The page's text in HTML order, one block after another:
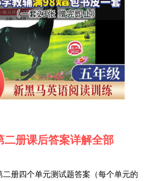
二册课后答案详解全部
册四个单元测试题答案（每个单元的